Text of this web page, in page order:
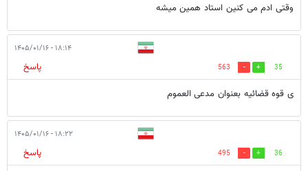
وقتی ادم می کنین استاد همین میشه
۱۸:۱۴ - ۱۴۰۵/۰۱/۱۶
35
563
پاسخ
ی قوه قضائیه بعنوان مدعی العموم
۱۸:۲۲ - ۱۴۰۵/۰۱/۱۶
36
495
پاسخ